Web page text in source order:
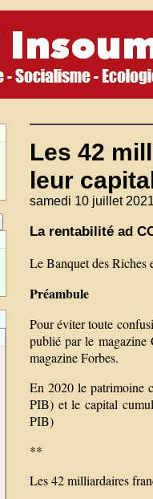
Les 42
leur
samedi 10 juillet
La rentabilité ad
Le Banquet des Riches
Préambule
Pour éviter toute
publié par le
magazine Forbes.
En 2020 le patrimoine
PIB) et le capital
PIB)
**
Les 42 milliardaires